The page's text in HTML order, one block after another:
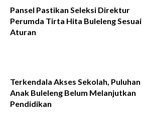
Pansel Pastikan Seleksi Direktur
Perumda Tirta Hita Buleleng Sesuai
Aturan
Terkendala Akses Sekolah, Puluhan
Anak Buleleng Belum Melanjutkan
Pendidikan